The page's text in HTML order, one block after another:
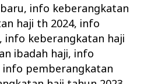
, info keberangkatan
haji th 2024, info
, info keberangkatan haji
ibadah haji, info
info pemberangkatan